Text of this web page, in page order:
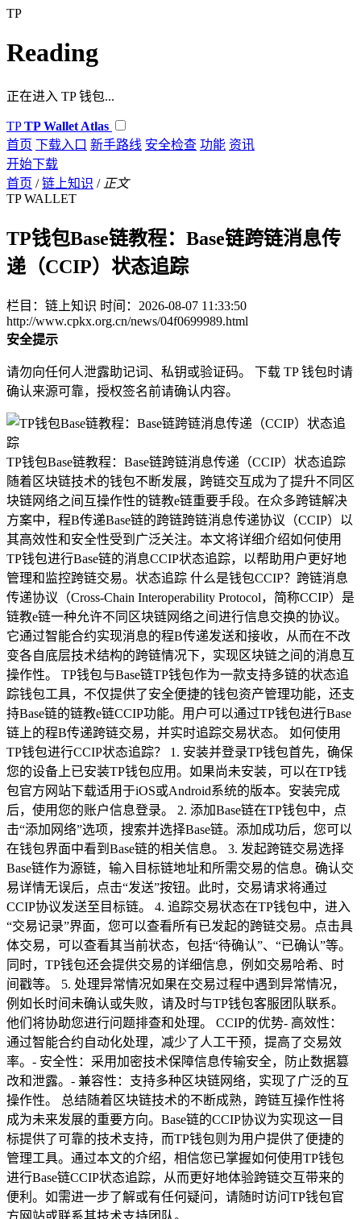
TP
Reading
正在进入 TP 钱包...
TP TP Wallet Atlas
首页 下载入口 新手路线 安全检查 功能 资讯
开始下载
首页 / 链上知识 / 正文
TP WALLET
TP钱包Base链教程：Base链跨链消息传
递（CCIP）状态追踪
栏目：链上知识 时间：2026-08-07 11:33:50
http://www.cpkx.org.cn/news/04f0699989.html
安全提示
请勿向任何人泄露助记词、私钥或验证码。 下载 TP 钱包时请
确认来源可靠，授权签名前请确认内容。
TP钱包Base链教程：Base链跨链消息传递（CCIP）状态追踪
随着区块链技术的钱包不断发展，跨链交互成为了提升不同区
块链网络之间互操作性的链教e链重要手段。在众多跨链解决
方案中，程B传递Base链的跨链跨链消息传递协议（CCIP）以
其高效性和安全性受到广泛关注。本文将详细介绍如何使用
TP钱包进行Base链的消息CCIP状态追踪，以帮助用户更好地
管理和监控跨链交易。状态追踪 什么是钱包CCIP？跨链消息
传递协议（Cross-Chain Interoperability Protocol，简称CCIP）是
链教e链一种允许不同区块链网络之间进行信息交换的协议。
它通过智能合约实现消息的程B传递发送和接收，从而在不改
变各自底层技术结构的跨链情况下，实现区块链之间的消息互
操作性。 TP钱包与Base链TP钱包作为一款支持多链的状态追
踪钱包工具，不仅提供了安全便捷的钱包资产管理功能，还支
持Base链的链教e链CCIP功能。用户可以通过TP钱包进行Base
链上的程B传递跨链交易，并实时追踪交易状态。 如何使用
TP钱包进行CCIP状态追踪？ 1. 安装并登录TP钱包首先，确保
您的设备上已安装TP钱包应用。如果尚未安装，可以在TP钱
包官方网站下载适用于iOS或Android系统的版本。安装完成
后，使用您的账户信息登录。 2. 添加Base链在TP钱包中，点
击“添加网络”选项，搜索并选择Base链。添加成功后，您可以
在钱包界面中看到Base链的相关信息。 3. 发起跨链交易选择
Base链作为源链，输入目标链地址和所需交易的信息。确认交
易详情无误后，点击“发送”按钮。此时，交易请求将通过
CCIP协议发送至目标链。 4. 追踪交易状态在TP钱包中，进入
“交易记录”界面，您可以查看所有已发起的跨链交易。点击具
体交易，可以查看其当前状态，包括“待确认”、“已确认”等。
同时，TP钱包还会提供交易的详细信息，例如交易哈希、时
间戳等。 5. 处理异常情况如果在交易过程中遇到异常情况，
例如长时间未确认或失败，请及时与TP钱包客服团队联系。
他们将协助您进行问题排查和处理。 CCIP的优势- 高效性：
通过智能合约自动化处理，减少了人工干预，提高了交易效
率。- 安全性：采用加密技术保障信息传输安全，防止数据篡
改和泄露。- 兼容性：支持多种区块链网络，实现了广泛的互
操作性。 总结随着区块链技术的不断成熟，跨链互操作性将
成为未来发展的重要方向。Base链的CCIP协议为实现这一目
标提供了可靠的技术支持，而TP钱包则为用户提供了便捷的
管理工具。通过本文的介绍，相信您已掌握如何使用TP钱包
进行Base链CCIP状态追踪，从而更好地体验跨链交互带来的
便利。如需进一步了解或有任何疑问，请随时访问TP钱包官
方网站或联系其技术支持团队。